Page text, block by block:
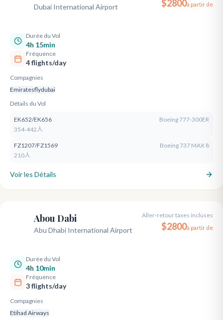
Dubai International Airport $2800à partir de
Durée du Vol
4h 15min
Fréquence
4 flights/day
Compagnies
Emiratesflydubai
Détails du Vol
EK652/EK656
Boeing 777-300ER
354-442人
FZ1207/FZ1569
Boeing 737 MAX 8
210人
Voir les Détails
Abou Dabi
Abu Dhabi International Airport
Aller-retour taxes incluses
$2800à partir de
Durée du Vol
4h 10min
Fréquence
3 flights/day
Compagnies
Etihad Airways